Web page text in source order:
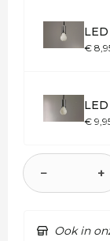
€
€
− +
Ook in